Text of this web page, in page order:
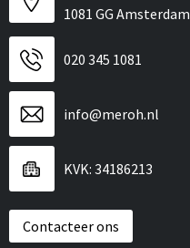
1081 GG Amsterdam
020 345 1081
info@meroh.nl
KVK: 34186213
Contacteer ons